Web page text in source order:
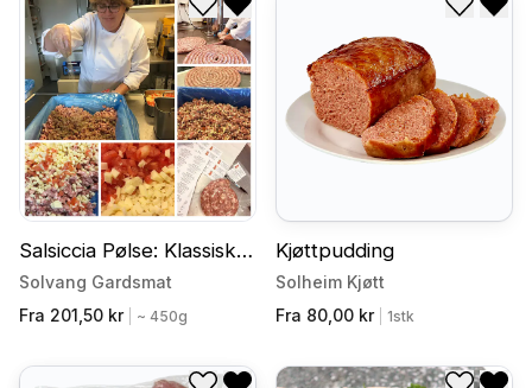
Salsiccia Pølse: Klassisk
Italiensk Salsiccia ca
350gr
Solvang Gardsmat
Fra 201,50 kr
~ 450g
Legg til i ønskeliste
Fjern fra ønskeliste
Kjøttpudding
Solheim Kjøtt
Fra 80,00 kr
1stk